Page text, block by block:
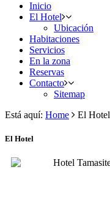
Inicio
El Hotel
Ubicación
Habitaciones
Servicios
En la zona
Reservas
Contacto
Sitemap
Está aquí: Home El Hotel
El Hotel